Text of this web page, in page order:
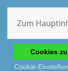
Erfahrung auf
Cookie-
Cookies
Cookie-
Zum